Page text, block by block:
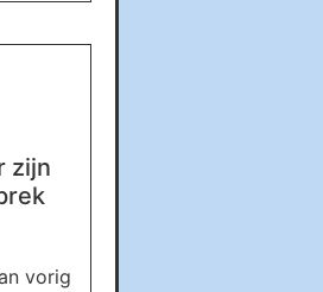
zijn
vorig